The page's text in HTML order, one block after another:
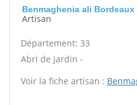
Benmaghenia ali Bordeaux
Artisan
Département: 33
Abri de jardin -
Voir la fiche artisan :